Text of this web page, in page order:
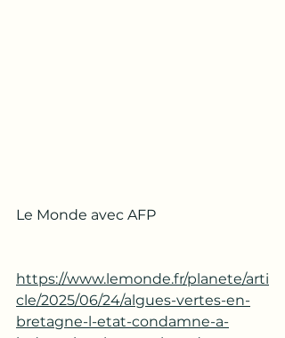
Le Monde avec AFP
https://www.lemonde.fr/planete/arti
cle/2025/06/24/algues-vertes-en-
bretagne-l-etat-condamne-a-